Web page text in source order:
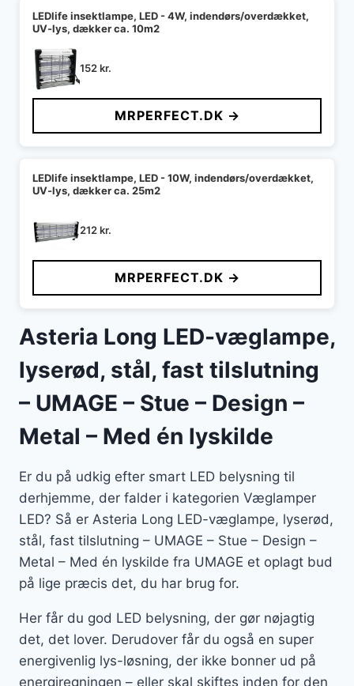
LEDlife insektlampe, LED - 4W, indendørs/overdækket,
UV-lys, dækker ca. 10m2
152kr.
MRPERFECT.DK →
LEDlife insektlampe, LED - 10W, indendørs/overdækket,
UV-lys, dækker ca. 25m2
212kr.
MRPERFECT.DK →
Asteria Long LED-væglampe,
lyserød, stål, fast tilslutning
– UMAGE – Stue – Design –
Metal – Med én lyskilde
Er du på udkig efter smart LED belysning til
derhjemme, der falder i kategorien Væglamper
LED? Så er Asteria Long LED-væglampe, lyserød,
stål, fast tilslutning – UMAGE – Stue – Design –
Metal – Med én lyskilde fra UMAGE et oplagt bud
på lige præcis det, du har brug for.
Her får du god LED belysning, der gør nøjagtig
det, det lover. Derudover får du også en super
energivenlig lys-løsning, der ikke bonner ud på
energiregningen – eller skal skiftes inden for den